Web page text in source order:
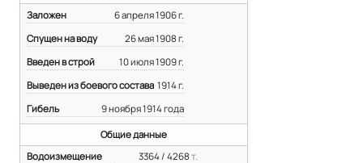
6 апреля 1906 г.
Заложен
26 мая 1908 г.
Спущен на воду
10 июля 1909 г.
Введен в строй
1914 г.
Выведен из боевого состава
9 ноября 1914 года
Гибель
Общие данные
3364 / 4268 т.
Водоизмещение